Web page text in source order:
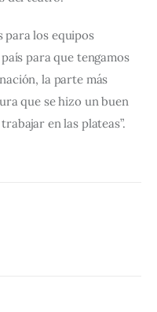
para los equipos
para que tengamos
la parte más
que se hizo un buen
en las plateas”.